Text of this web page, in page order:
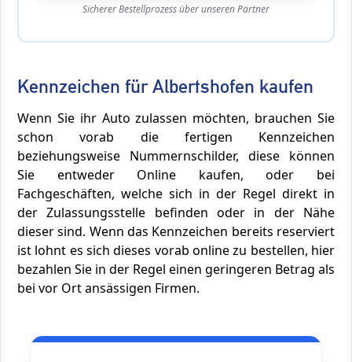
Sicherer Bestellprozess über unseren Partner
Kennzeichen für Albertshofen kaufen
Wenn Sie ihr Auto zulassen möchten, brauchen Sie
schon vorab die fertigen Kennzeichen
beziehungsweise Nummernschilder, diese können
Sie entweder Online kaufen, oder bei
Fachgeschäften, welche sich in der Regel direkt in
der Zulassungsstelle befinden oder in der Nähe
dieser sind. Wenn das Kennzeichen bereits reserviert
ist lohnt es sich dieses vorab online zu bestellen, hier
bezahlen Sie in der Regel einen geringeren Betrag als
bei vor Ort ansässigen Firmen.